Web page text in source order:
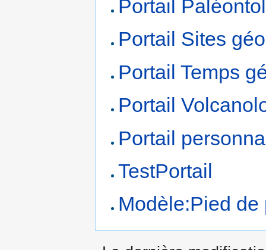
Portail
Portail Sites
Portail Temps
Portail
Portail
TestPortail
Modèle:Pied de